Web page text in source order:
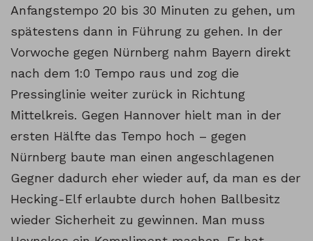
Anfangstempo 20 bis 30 Minuten zu gehen, um
spätestens dann in Führung zu gehen. In der
Vorwoche gegen Nürnberg nahm Bayern direkt
nach dem 1:0 Tempo raus und zog die
Pressinglinie weiter zurück in Richtung
Mittelkreis. Gegen Hannover hielt man in der
ersten Hälfte das Tempo hoch – gegen
Nürnberg baute man einen angeschlagenen
Gegner dadurch eher wieder auf, da man es der
Hecking-Elf erlaubte durch hohen Ballbesitz
wieder Sicherheit zu gewinnen. Man muss